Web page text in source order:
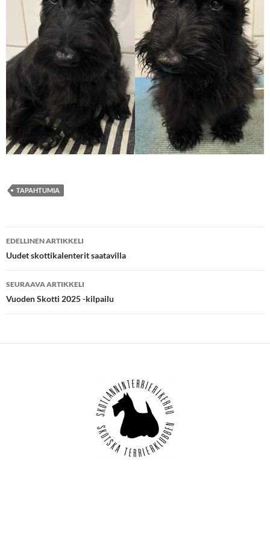
TAPAHTUMIA
Artikkelien
selaus
EDELLINEN ARTIKKELI
Uudet skottikalenterit saatavilla
SEURAAVA ARTIKKELI
Vuoden Skotti 2025 -kilpailu